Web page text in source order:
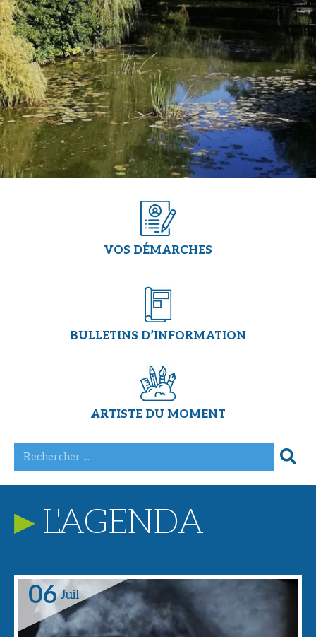
VOS DÉMARCHES
BULLETINS D’INFORMATION
ARTISTE DU MOMENT
L'AGENDA
06 Juil